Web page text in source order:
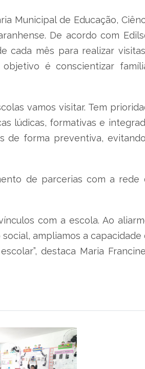
Municipal de Educação,
De acordo com
cada mês para realizar
é conscientizar
vamos visitar. Tem
lúdicas, formativas e
de forma preventiva,
de parcerias com a rede
com a escola. Ao
ampliamos a capacidade
destaca Maria